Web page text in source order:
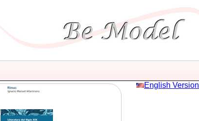
English Version